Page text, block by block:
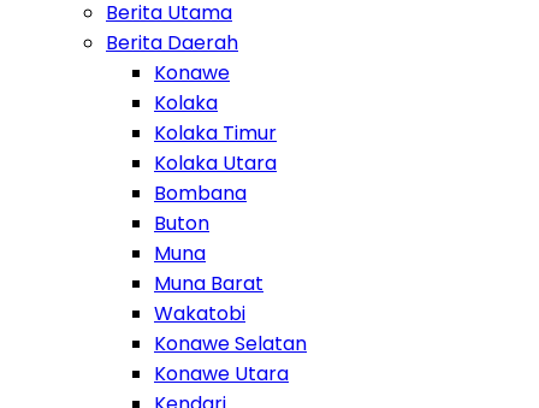
Berita Utama
Berita Daerah
Konawe
Kolaka
Kolaka Timur
Kolaka Utara
Bombana
Buton
Muna
Muna Barat
Wakatobi
Konawe Selatan
Konawe Utara